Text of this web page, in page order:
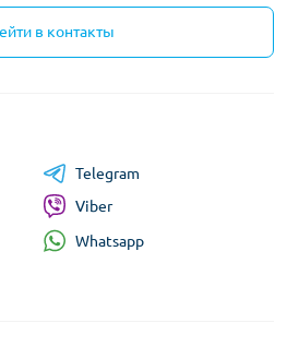
в контакты
Telegram
Viber
Whatsapp